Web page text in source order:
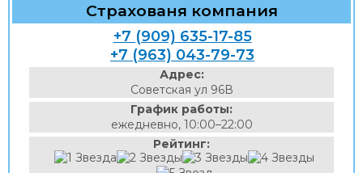
Страхованя компания
+7 (909) 635-17-85
+7 (963) 043-79-73
Адрес:
Советская ул 96В
График работы:
ежедневно, 10:00–22:00
Рейтинг: